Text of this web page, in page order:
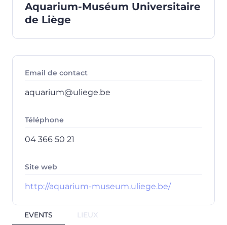
Aquarium-Muséum Universitaire
de Liège
Email de contact
aquarium@uliege.be
Téléphone
04 366 50 21
Site web
http://aquarium-museum.uliege.be/
EVENTS LIEUX